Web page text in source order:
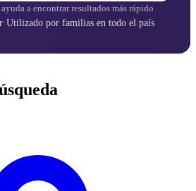
a encontrar resultados más rápido
·Utilizado por familias en todo el país